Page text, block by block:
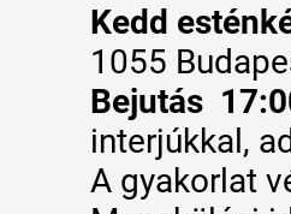
Kedd
1055
Bejutás
interjúkkal,
A gyakorlat